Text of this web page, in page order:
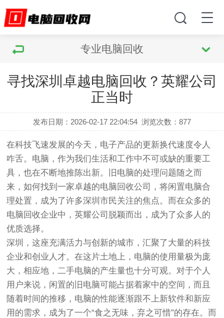
专业电脑回收
寻找深圳卓越电脑回收？英耀公司
正当时
发布日期：2026-02-17 22:04:54 浏览次数：877
在科技飞速发展的今天，电子产品的更新换代速度令人
咋舌。电脑，作为我们生活和工作中不可或缺的重要工
具，也在不断地推陈出新。旧电脑的处理问题随之而
来，如何找到一家卓越的电脑回收公司，将闲置电脑合
理处置，成为了许多深圳市民关注的焦点。而在众多的
电脑回收企业中，英耀公司脱颖而出，成为了众多人的
优质选择。
深圳，这座充满活力与创新的城市，汇聚了大量的科技
企业和创业人才。在这片土地上，电脑的使用量极为庞
大，相应地，二手电脑的产生量也十分可观。对于个人
用户来说，闲置的旧电脑可能占据着家中的空间，而且
随着时间的推移，电脑的性能逐渐跟不上新软件和新应
用的需求，成为了一个“食之无味，弃之可惜”的存在。而